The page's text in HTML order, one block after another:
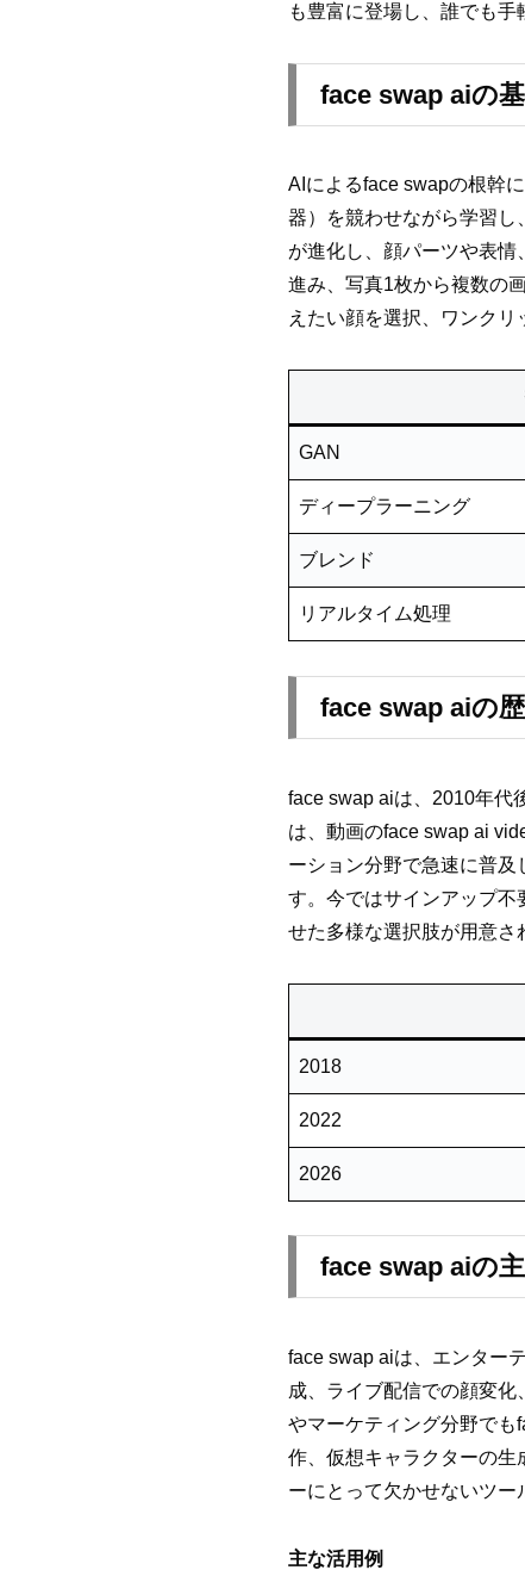
も豊富に登場し、誰でも手
face swap aiの
AIによるface swapの根幹
器）を競わせながら学習
が進化し、顔パーツや表
進み、写真1枚から複数の
えたい顔を選択、ワンクリ
GAN
ディープラーニング
ブレンド
リアルタイム処理
face swap aiの
face swap aiは、2010年代
は、動画のface swap ai
ーション分野で急速に普
す。今ではサインアップ不
せた多様な選択肢が用意さ
2018
2022
2026
face swap aiの
face swap aiは、エンター
成、ライブ配信での顔変
やマーケティング分野でも
作、仮想キャラクターの
ーにとって欠かせないツー
主な活用例